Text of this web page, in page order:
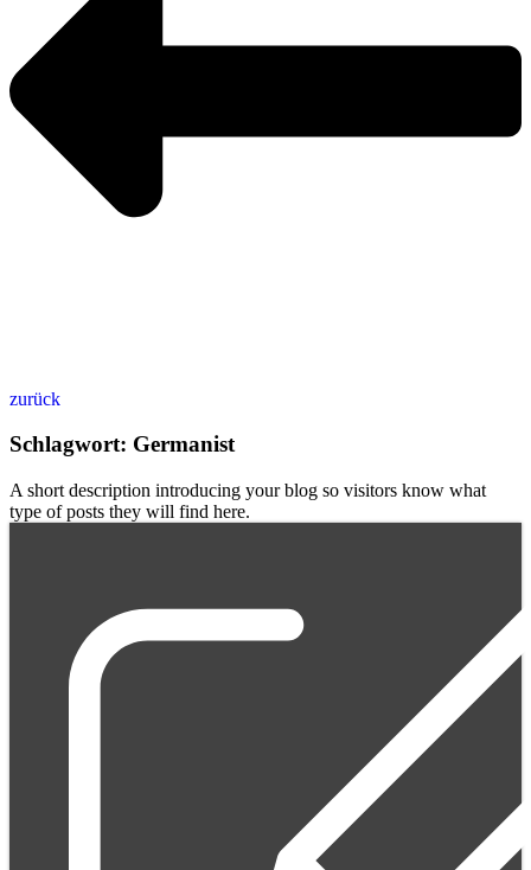
zurück
Schlagwort: Germanist
A short description introducing your blog so visitors know what
type of posts they will find here.